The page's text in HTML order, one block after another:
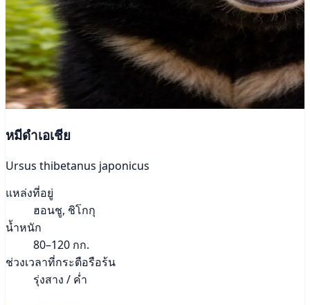
หมีดำเอเชีย
Ursus thibetanus japonicus
แหล่งที่อยู่
ฮอนชู, ชิโกกุ
น้ำหนัก
80–120 กก.
ช่วงเวลาที่กระตือรือร้น
รุ่งสาง / ค่ำ